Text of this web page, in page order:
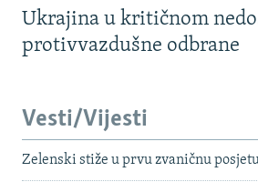
Ukrajina u kritičnom
protivvazdušne odbrane
Vesti/Vijesti
Zelenski stiže u prvu zvaničnu